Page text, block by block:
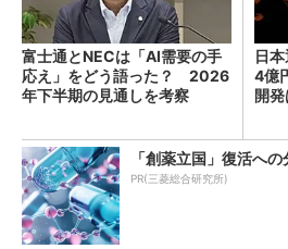
富士通とNECは「AI需要の手
応え」をどう語った？ 2026
年下半期の見通しを考察
日
4億
開
「創薬立国」復活へ
PR(三菱総合研究所)